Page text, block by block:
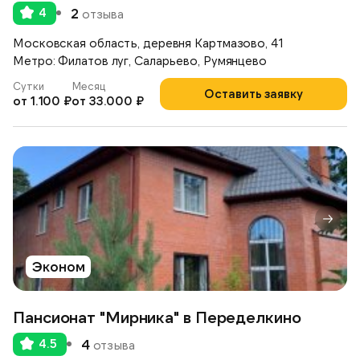
4 2 отзыва
Московская область, деревня Картмазово, 41
Метро: Филатов луг, Саларьево, Румянцево
Оставить заявку
Сутки
от 1.100 ₽
Месяц
от 33.000 ₽
Эконом
Пансионат "Мирника" в Переделкино
4.5 4отзыва